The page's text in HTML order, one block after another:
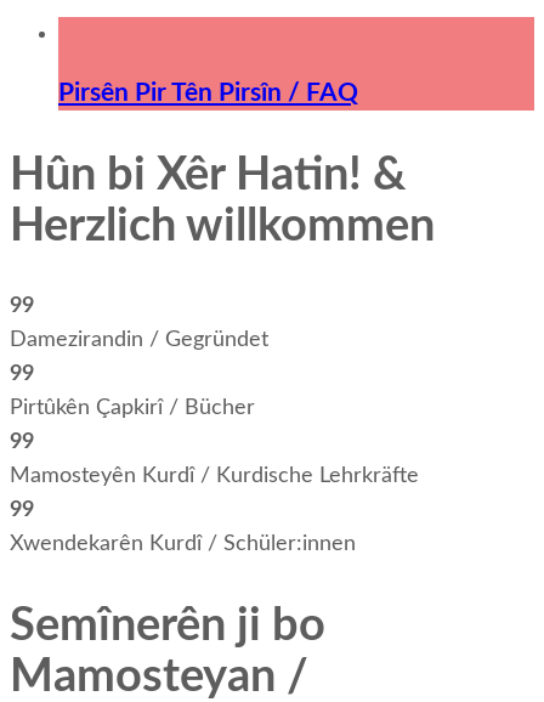
Pirsên Pir Tên Pirsîn / FAQ
Hûn bi Xêr Hatin! &
Herzlich willkommen
99
Damezirandin / Gegründet
99
Pirtûkên Çapkirî / Bücher
99
Mamosteyên Kurdî / Kurdische Lehrkräfte
99
Xwendekarên Kurdî / Schüler:innen
Semînerên ji bo
Mamosteyan /